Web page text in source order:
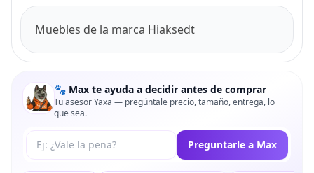
Muebles de la marca Hiaksedt
🐾 Max te ayuda a decidir antes de comprar
Tu asesor Yaxa — pregúntale precio, tamaño, entrega, lo
que sea.
Tu pregunta a Max Preguntarle a Max